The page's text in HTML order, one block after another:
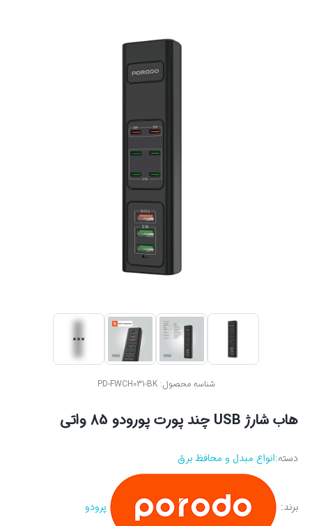
شناسه محصول:PD-FWCH031-BK
هاب شارژ USB چند پورت پورودو 85 واتی
دسته:انواع مبدل و محافظ برق
برند: پرودو